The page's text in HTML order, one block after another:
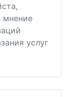
мнение
услуг